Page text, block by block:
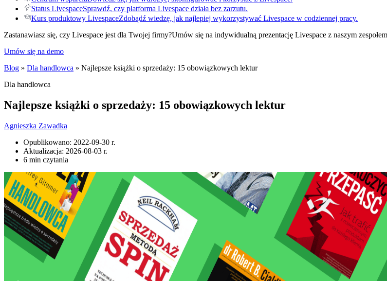
Status LivespaceSprawdź, czy platforma Livespace działa bez zarzutu.
Kurs produktowy LivespaceZdobądź wiedzę, jak najlepiej wykorzystywać Livespace w codziennej pracy.
Zastanawiasz się, czy Livespace jest dla Twojej firmy?Umów się na indywidualną prezentację Livespace z naszym
Umów się na demo
Blog » Dla handlowca » Najlepsze książki o sprzedaży: 15 obowiązkowych lektur
Dla handlowca
Najlepsze książki o sprzedaży: 15 obowiązkowych lektur
Agnieszka Zawadka
Opublikowano: 2022-09-30 r.
Aktualizacja: 2026-08-03 r.
6 min czytania